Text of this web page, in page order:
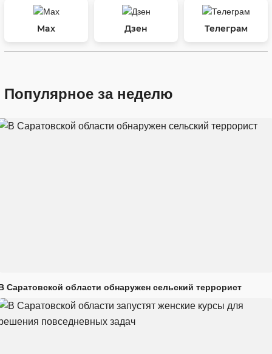
Max Дзен Телеграм
Популярное за неделю
Саратовской области обнаружен сельский террорист